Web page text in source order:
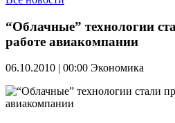
“Облачные” технологии
работе авиакомпании
06.10.2010 | 00:00 Экономика